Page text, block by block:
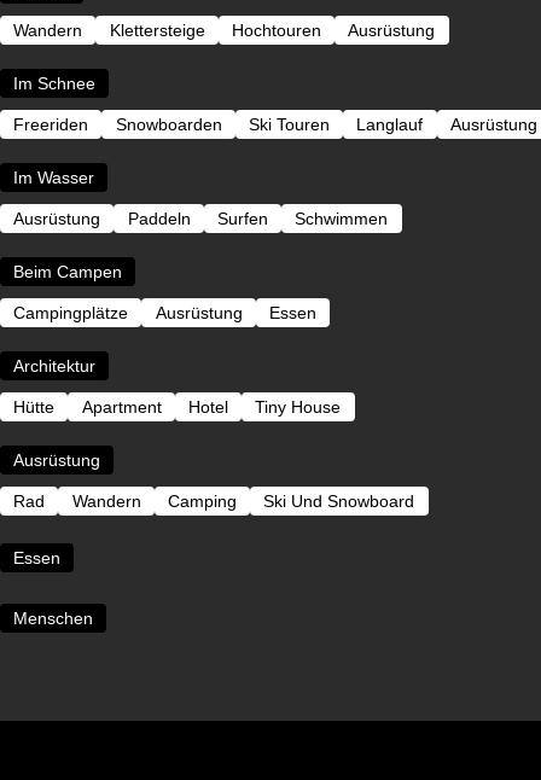
Wandern Klettersteige Hochtouren Ausrüstung
Im Schnee
Freeriden Snowboarden Ski Touren Langlauf Ausrüstung
Im Wasser
Ausrüstung Paddeln Surfen Schwimmen
Beim Campen
Campingplätze Ausrüstung Essen
Architektur
Hütte Apartment Hotel Tiny House
Ausrüstung
Rad Wandern Camping Ski Und Snowboard
Essen
Menschen